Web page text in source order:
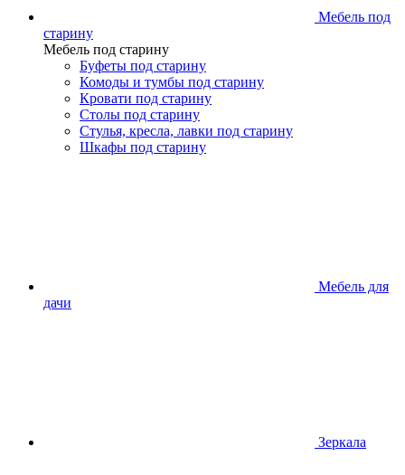
Мебель под
старину
Мебель под старину
Буфеты под старину
Комоды и тумбы под старину
Кровати под старину
Столы под старину
Стулья, кресла, лавки под старину
Шкафы под старину
Мебель для
дачи
Зеркала